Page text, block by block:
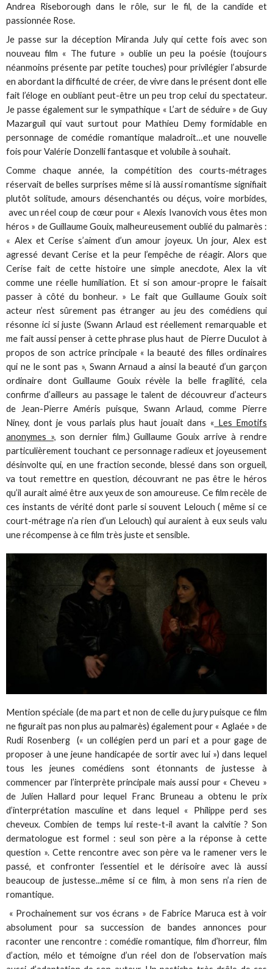
Andrea Riseborough dans le rôle, sur le fil, de la candide et
passionnée Rose.
Je passe sur la déception Miranda July qui cette fois avec son
nouveau film « The future » oublie un peu la poésie (toujours
néanmoins présente par petite touches) pour privilégier l’absurde
en abordant la difficulté de créer, de vivre dans le présent dont elle
fait l’éloge en oubliant peut-être un peu trop celui du spectateur.
Je passe également sur le sympathique « L’art de séduire » de Guy
Mazarguil qui vaut surtout pour Mathieu Demy formidable en
personnage de comédie romantique maladroit…et une nouvelle
fois pour Valérie Donzelli fantasque et volubile à souhait.
Comme chaque année, la compétition des courts-métrages
réservait de belles surprises même si là aussi romantisme signifiait
plutôt solitude, amours désenchantés ou déçus, voire morbides,
avec un réel coup de cœur pour « Alexis Ivanovich vous êtes mon
héros » de Guillaume Gouix, malheureusement oublié du palmarès :
« Alex et Cerise s’aiment d’un amour joyeux. Un jour, Alex est
agressé devant Cerise et la peur l’empêche de réagir. Alors que
Cerise fait de cette histoire une simple anecdote, Alex la vit
comme une réelle humiliation. Et si son amour-propre le faisait
passer à côté du bonheur. » Le fait que Guillaume Gouix soit
acteur n’est sûrement pas étranger au jeu des comédiens qui
résonne ici si juste (Swann Arlaud est réellement remarquable et
me fait aussi penser à cette phrase plus haut de Pierre Duculot à
propos de son actrice principale « la beauté des filles ordinaires
qui ne le sont pas », Swann Arnaud a ainsi la beauté d’un garçon
ordinaire dont Guillaume Gouix révèle la belle fragilité, cela
confirme d’ailleurs au passage le talent de découvreur d’acteurs
de Jean-Pierre Améris puisque, Swann Arlaud, comme Pierre
Niney, dont je vous parlais plus haut jouait dans « Les Emotifs
anonymes », son dernier film.) Guillaume Gouix arrive à rendre
particulièrement touchant ce personnage radieux et joyeusement
désinvolte qui, en une fraction seconde, blessé dans son orgueil,
va tout remettre en question, découvrant ne pas être le héros
qu’il aurait aimé être aux yeux de son amoureuse. Ce film recèle de
ces instants de vérité dont parle si souvent Lelouch ( même si ce
court-métrage n’a rien d’un Lelouch) qui auraient à eux seuls valu
une récompense à ce film très juste et sensible.
Mention spéciale (de ma part et non de celle du jury puisque ce film
ne figurait pas non plus au palmarès) également pour « Aglaée » de
Rudi Rosenberg (« un collégien perd un pari et a pour gage de
proposer à une jeune handicapée de sortir avec lui ») dans lequel
tous les jeunes comédiens sont étonnants de justesse à
commencer par l’interprète principale mais aussi pour « Cheveu »
de Julien Hallard pour lequel Franc Bruneau a obtenu le prix
d’interprétation masculine et dans lequel « Philippe perd ses
cheveux. Combien de temps lui reste-t-il avant la calvitie ? Son
dermatologue est formel : seul son père a la réponse à cette
question ». Cette rencontre avec son père va le ramener vers le
passé, et confronter l’essentiel et le dérisoire avec là aussi
beaucoup de justesse...même si ce film, à mon sens n’a rien de
romantique.
« Prochainement sur vos écrans » de Fabrice Maruca est à voir
absolument pour sa succession de bandes annonces pour
raconter une rencontre : comédie romantique, film d’horreur, film
d’action, mélo et témoigne d’un réel don de l’observation mais